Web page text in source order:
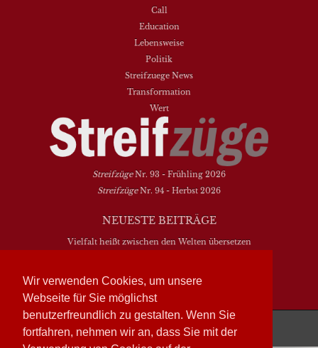
Wir verwenden Cookies, um unsere
Webseite für Sie möglichst
benutzerfreundlich zu gestalten. Wenn Sie
fortfahren, nehmen wir an, dass Sie mit der
Call
Education
Lebensweise
Politik
Streifzuege News
Transformation
Wert
StreifzügeNr. 93 - Frühling 2026
StreifzügeNr. 94 - Herbst 2026
NEUESTE BEITRÄGE
Vielfalt heißt zwischen den Welten übersetzen
Das Elend der Soziologie
Streifzüge läuft mitWordPress